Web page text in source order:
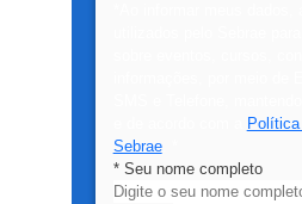
Sebrae.
* Seu nome completo